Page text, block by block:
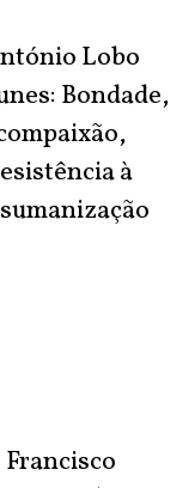
Lobo
Bondade,
à
Francisco